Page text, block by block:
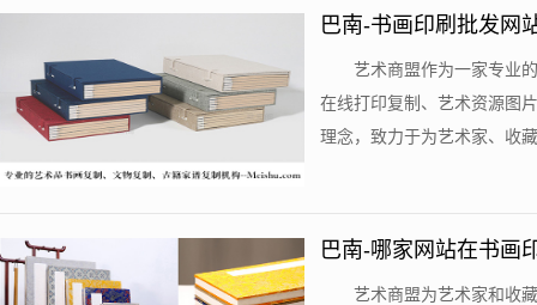
巴南-书画印刷批发网
艺术商盟作为一家专业
在线打印复制、艺术资源图
理念，致力于为艺术家、收
巴南-哪家网站在书画
艺术商盟为艺术家和收